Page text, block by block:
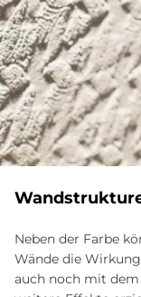
Neben der Farbe
Wände die
auch noch mit